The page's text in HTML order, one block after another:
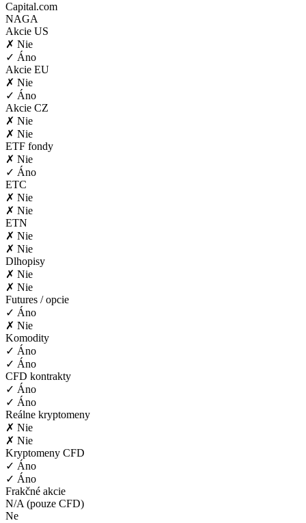
Capital.com
NAGA
Akcie US
✗ Nie
✓ Áno
Akcie EU
✗ Nie
✓ Áno
Akcie CZ
✗ Nie
✗ Nie
ETF fondy
✗ Nie
✓ Áno
ETC
✗ Nie
✗ Nie
ETN
✗ Nie
✗ Nie
Dlhopisy
✗ Nie
✗ Nie
Futures / opcie
✓ Áno
✗ Nie
Komodity
✓ Áno
✓ Áno
CFD kontrakty
✓ Áno
✓ Áno
Reálne kryptomeny
✗ Nie
✗ Nie
Kryptomeny CFD
✓ Áno
✓ Áno
Frakčné akcie
N/A (pouze CFD)
Ne